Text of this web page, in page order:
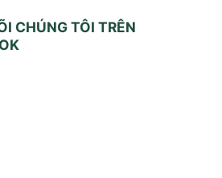
CHÚNG TÔI TRÊN